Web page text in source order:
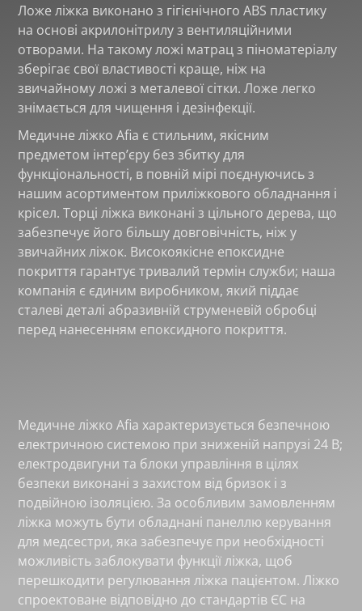
Ложе ліжка виконано з гігієнічного ABS пластику
на основі акрилонітрилу з вентиляційними
отворами. На такому ложі матрац з піноматеріалу
зберігає свої властивості краще, ніж на
звичайному ложі з металевої сітки. Ложе легко
знімається для чищення і дезінфекції.
Медичне ліжко Afia є стильним, якісним
предметом інтер’єру без збитку для
функціональності, в повній мірі поєднуючись з
нашим асортиментом приліжкового обладнання і
крісел. Торці ліжка виконані з цільного дерева, що
забезпечує його більшу довговічність, ніж у
звичайних ліжок. Високоякісне епоксидне
покриття гарантує тривалий термін служби; наша
компанія є єдиним виробником, який піддає
сталеві деталі абразивній струменевій обробці
перед нанесенням епоксидного покриття.
Медичне ліжко Afia характеризується безпечною
електричною системою при зниженій напрузі 24 В;
електродвигуни та блоки управління в цілях
безпеки виконані з захистом від бризок і з
подвійною ізоляцією. За особливим замовленням
ліжка можуть бути обладнані панеллю керування
для медсестри, яка забезпечує при необхідності
можливість заблокувати функції ліжка, щоб
перешкодити регулювання ліжка пацієнтом. Ліжко
спроектоване відповідно до стандартів ЄС на